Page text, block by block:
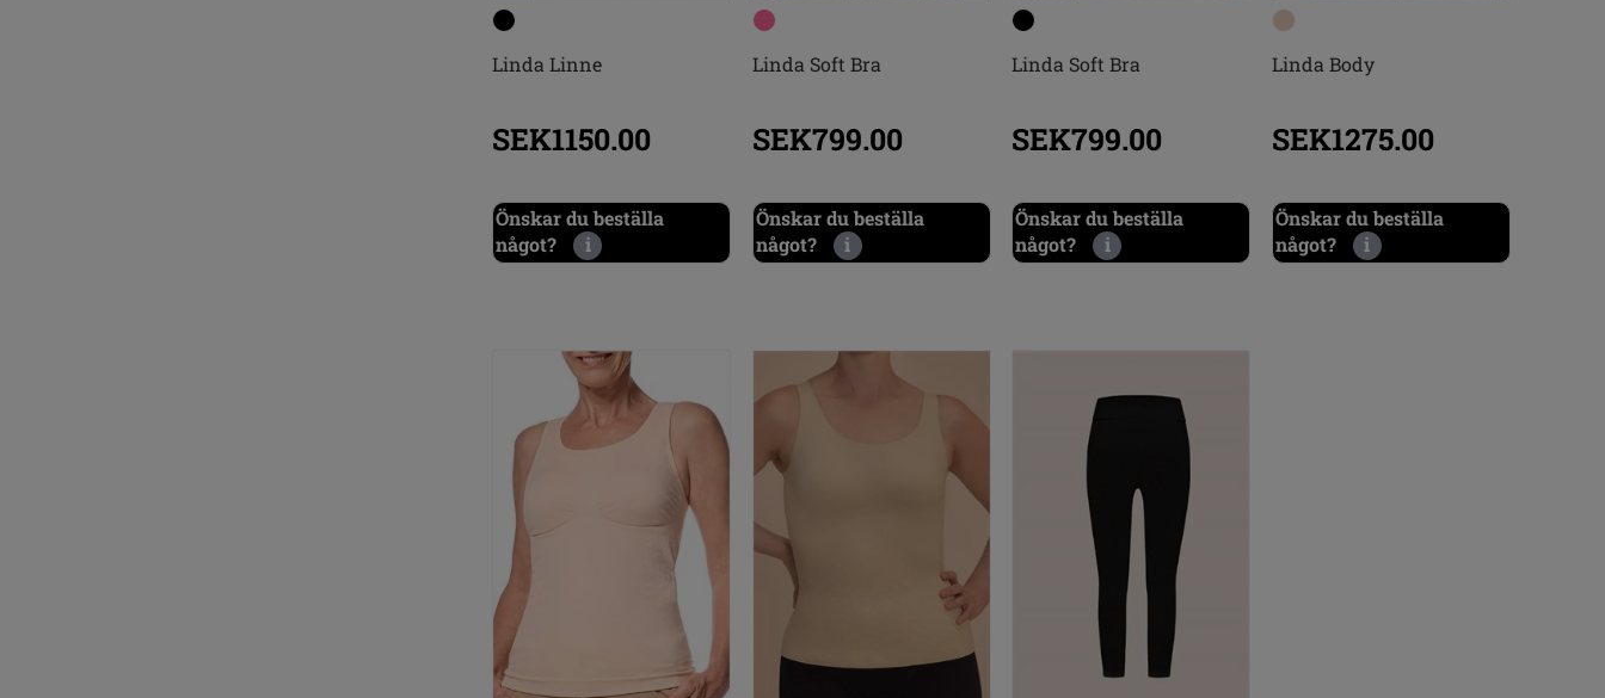
Linda Linne
SEK1150.00
Önskar du beställa
något?
i
Linda Soft Bra
SEK799.00
Önskar du beställa
något?
i
Linda Soft Bra
SEK799.00
Önskar du beställa
något?
i
Linda Body
SEK1275.00
Önskar du beställa
något?
i